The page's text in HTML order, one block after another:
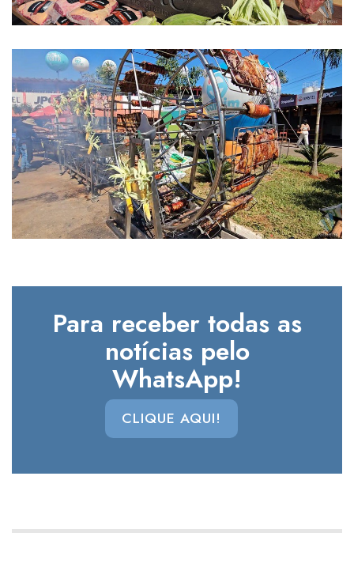
Para receber todas as
notícias pelo
WhatsApp!
CLIQUE AQUI!